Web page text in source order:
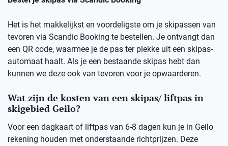
Het is het makkelijkst en voordeligste om je skipassen van
tevoren via Scandic Booking te bestellen. Je ontvangt dan
een QR code, waarmee je de pas ter plekke uit een skipas-
automaat haalt. Als je een bestaande skipas hebt dan
kunnen we deze ook van tevoren voor je opwaarderen.
Wat zijn de kosten van een skipas/ liftpas in
skigebied Geilo?
Voor een dagkaart of liftpas van 6-8 dagen kun je in Geilo
rekening houden met onderstaande richtprijzen. Deze